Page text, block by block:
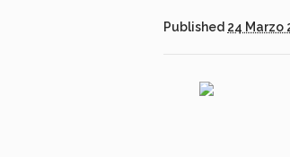
Published 24 Marzo